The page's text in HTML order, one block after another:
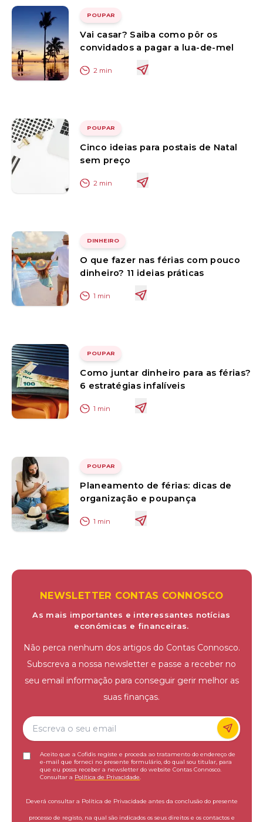
POUPAR
Vai casar? Saiba como pôr os
convidados a pagar a lua-de-mel
2 min
POUPAR
Cinco ideias para postais de Natal
sem preço
2 min
DINHEIRO
O que fazer nas férias com pouco
dinheiro? 11 ideias práticas
1 min
POUPAR
Como juntar dinheiro para as férias?
6 estratégias infalíveis
1 min
POUPAR
Planeamento de férias: dicas de
organização e poupança
1 min
NEWSLETTER CONTAS CONNOSCO
As mais importantes e interessantes notícias
económicas e financeiras.
Não perca nenhum dos artigos do Contas Connosco.
Subscreva a nossa newsletter e passe a receber no
seu email informação para conseguir gerir melhor as
suas finanças.
Aceito que a Cofidis registe e proceda ao tratamento do endereço de
e-mail que forneci no presente formulário, do qual sou titular, para
que eu possa receber a newsletter do website Contas Connosco.
Consultar a Política de Privacidade
Deverá consultar a Política de Privacidade antes da conclusão do presente
processo de registo, na qual são indicados os seus direitos e os contactos e